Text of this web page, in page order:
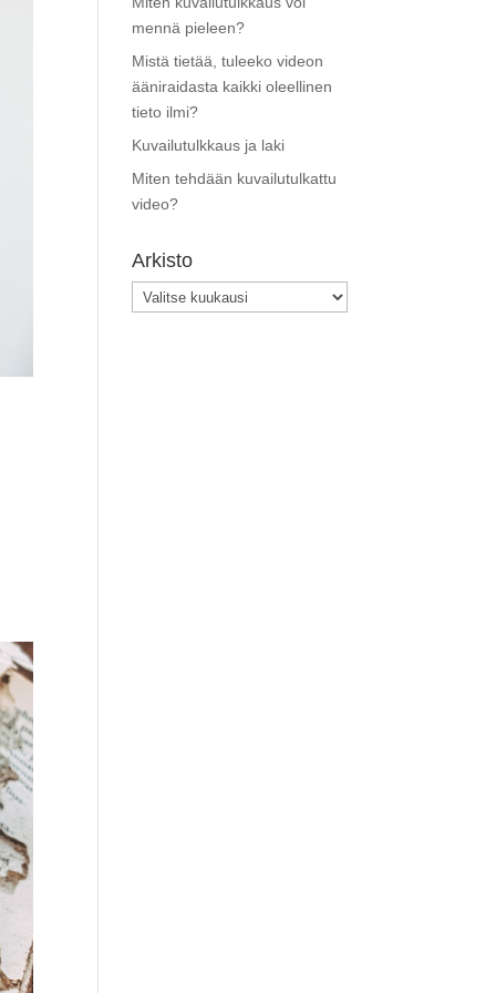
mennä pieleen?
Mistä tietää, tuleeko videon
ääniraidasta kaikki oleellinen
tieto ilmi?
Kuvailutulkkaus ja laki
Miten tehdään kuvailutulkattu
video?
Arkisto
Arkisto